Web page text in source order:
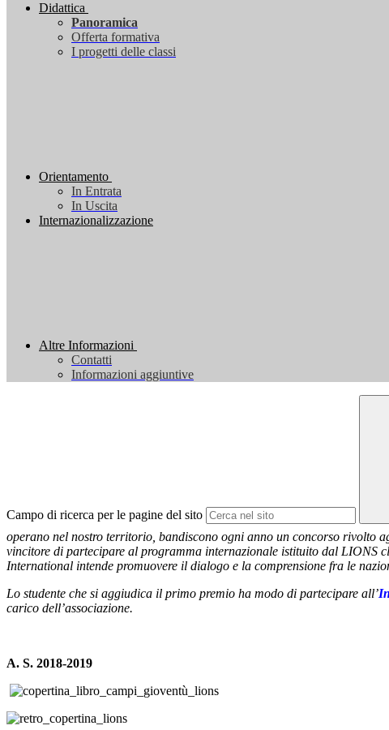
Didattica
Panoramica
Offerta formativa
I progetti delle classi
Orientamento
In Entrata
In Uscita
Internazionalizzazione
Altre Informazioni
Contatti
Informazioni aggiuntive
Campo di ricerca per le pagine del sito
operano nel nostro territorio, bandiscono ogni anno un concorso rivolto
vincitore di partecipare al programma internazionale istituito dal LIONS
International intende promuovere il dialogo e la comprensione fra le
Lo studente che si aggiudica il primo premio ha modo di partecipare all’
carico dell’associazione.
A. S. 2018-2019